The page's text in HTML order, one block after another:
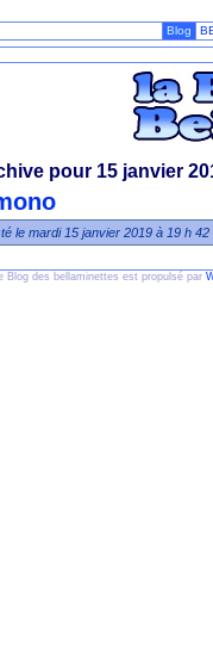
Blog
pour 15 janvier
le mardi 15 janvier 2019 à 19 h
Blog des bellaminettes est propulsé par